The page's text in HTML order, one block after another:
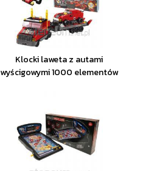
Klocki laweta z autami
wyścigowymi 1000 elementów